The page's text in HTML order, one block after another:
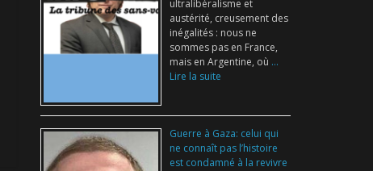
ultralibéralisme et
austérité, creusement des
inégalités : nous ne
sommes pas en France,
mais en Argentine, où ...
Lire la suite
Guerre à Gaza: celui qui
ne connaît pas l’histoire
est condamné à la revivre